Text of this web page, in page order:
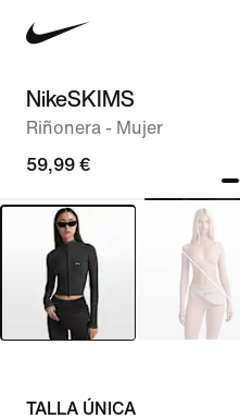
NikeSKIMS
Riñonera - Mujer
59,99 €
TALLA ÚNICA